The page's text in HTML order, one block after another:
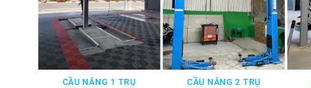
CẦU NÂNG 1 TRỤ CẦU NÂNG 2 TRỤ